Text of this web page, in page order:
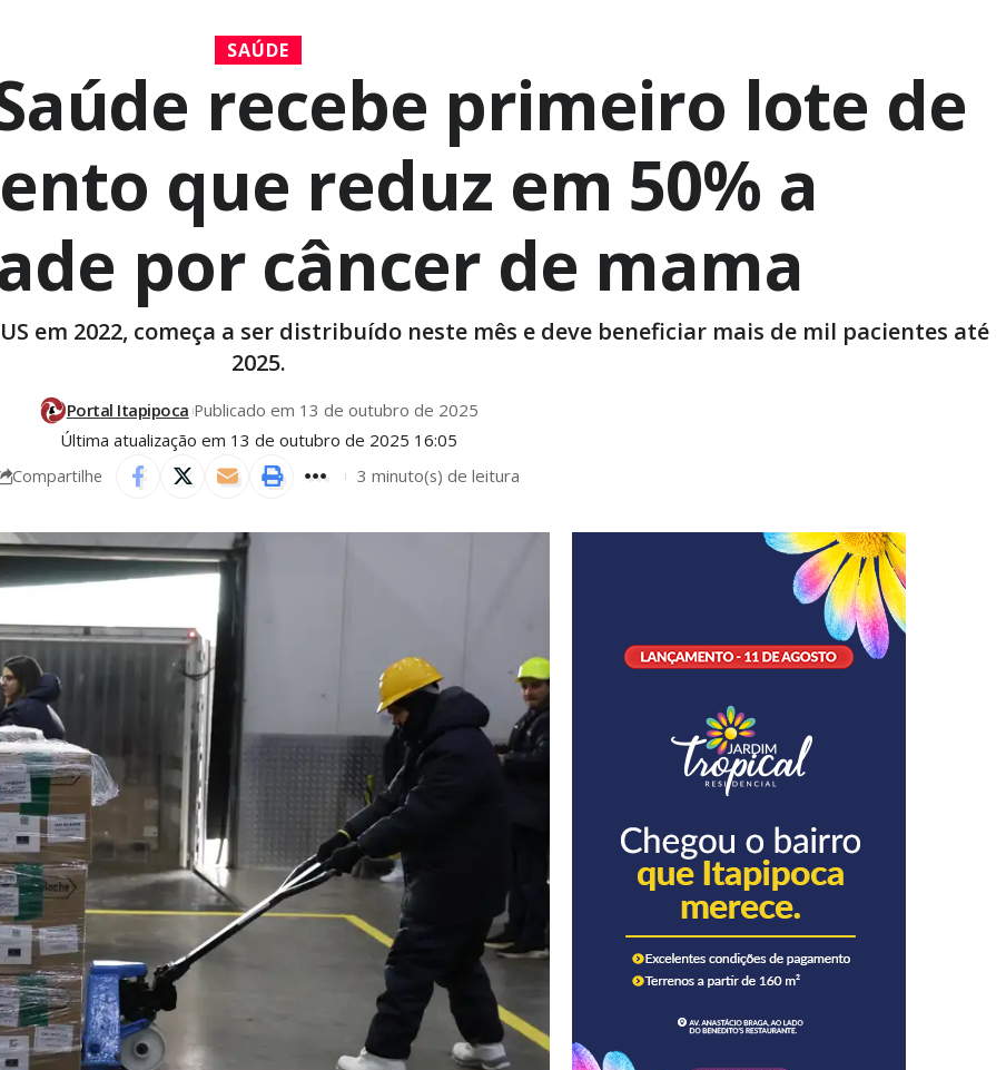
SAÚDE
recebe primeiro lote de
que reduz em 50% a
por câncer de mama
em 2022, começa a ser distribuído neste mês e deve beneficiar mais de mil pacientes até
2025.
Última atualização em 13 de outubro de 2025 16:05
Portal Itapipoca Publicado em 13 de outubro de 2025
Compartilhe 3 minuto(s) de leitura